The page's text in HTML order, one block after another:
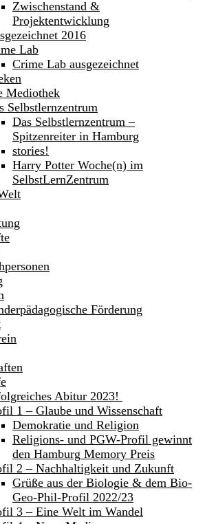
Zwischenstand &
Projektentwicklung
2016
Lab
Crime Lab ausgezeichnet
Mediothek
Selbstlernzentrum
Das Selbstlernzentrum –
Spitzenreiter in Hamburg
stories!
Harry Potter Woche(n) im
SelbstLernZentrum
Förderung
Abitur 2023!
1 – Glaube und Wissenschaft
Demokratie und Religion
Religions- und PGW-Profil gewinnt
den Hamburg Memory Preis
2 – Nachhaltigkeit und Zukunft
Grüße aus der Biologie & dem Bio-
Geo-Phil-Profil 2022/23
3 – Eine Welt im Wandel